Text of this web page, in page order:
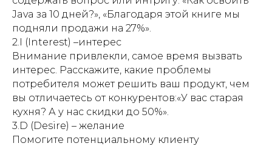
Java за 10 дней?», «Благодаря этой книге мы
подняли продажи на 27%».
2.I (Interest) –интерес
Внимание привлекли, самое время вызвать
интерес. Расскажите, какие проблемы
потребителя может решить ваш продукт, чем
вы отличаетесь от конкурентов:«У вас старая
кухня? А у нас скидки до 50%».
3.D (Desire) – желание
Помогите потенциальному клиенту